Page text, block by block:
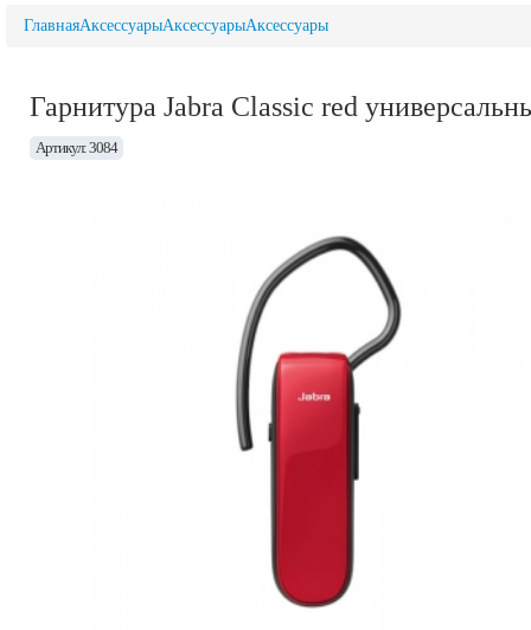
ГлавнаяАксессуарыАксессуарыАксессуары
Гарнитура Jabra Classic red
Артикул: 3084